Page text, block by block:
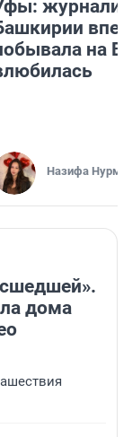
на
Назифа
дома